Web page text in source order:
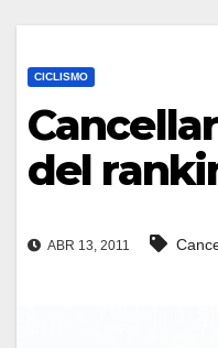
CICLISMO
del
ABR 13, 2011